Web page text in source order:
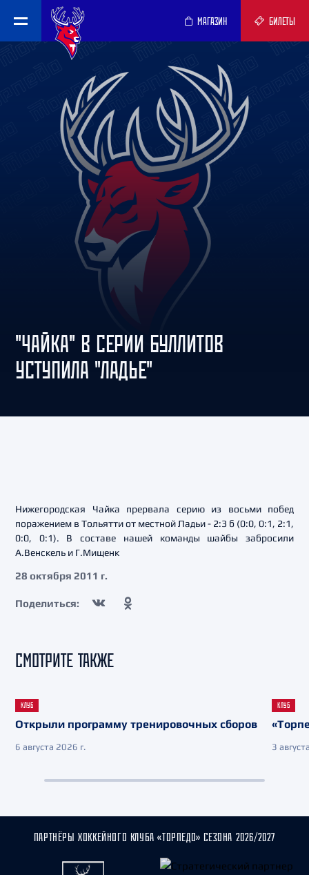
МАГАЗИН БИЛЕТЫ
"ЧАЙКА" В СЕРИИ БУЛЛИТОВ
УСТУПИЛА "ЛАДЬЕ"
Нижегородская Чайка прервала серию из восьми побед
поражением в Тольятти от местной Ладьи - 2:3 б (0:0, 0:1, 2:1,
0:0, 0:1). В составе нашей команды шайбы забросили
А.Венскель и Г.Мищенк
28 октября 2011 г.
Поделиться:
СМОТРИТЕ ТАКЖЕ
КЛУБ
Открыли программу тренировочных сборов
6 августа 2026 г.
КЛУБ
3
ПАРТНЁРЫ ХОККЕЙНОГО КЛУБА «ТОРПЕДО» СЕЗОНА 2026/2027